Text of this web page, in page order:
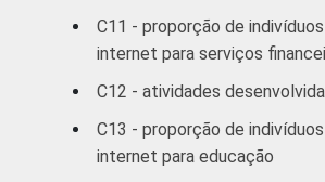
SOCIAL
2
B
DE
C11 - proporção de
internet para serviços
C12 - atividades
C13 - proporção de
internet para educação